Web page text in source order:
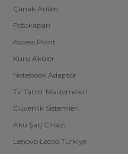
Çanak Anten
Fotokapan
Access Point
Kuru Aküler
Notebook Adaptör
Tv Tamir Malzemeleri
Güvenlik Sistemleri
Akü Şarj Cihazı
Lenovo Lecoo Türkiye